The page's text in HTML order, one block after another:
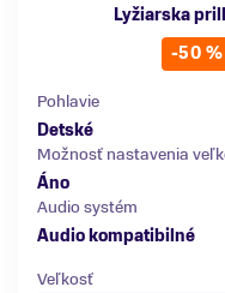
Lyžiarska
-50 %
Pohlavie
Detské
Možnosť nastavenia
Áno
Audio systém
Audio kompatibilné
Veľkosť